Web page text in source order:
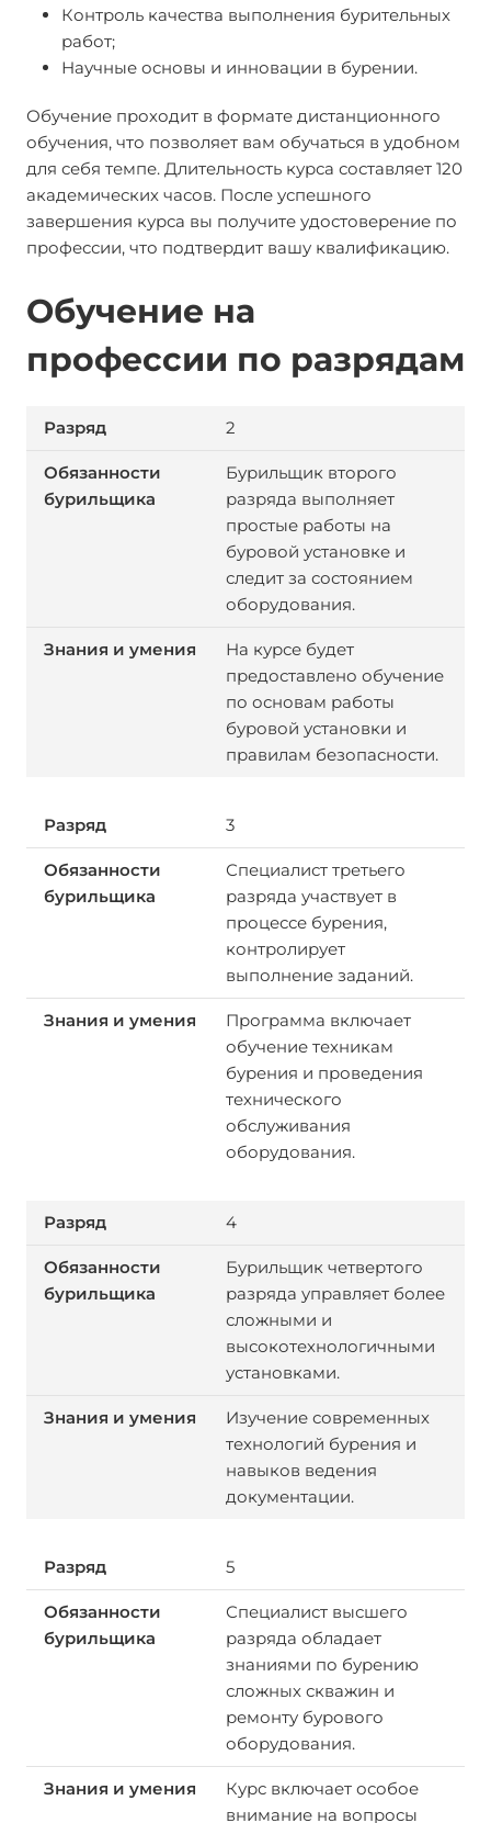
Контроль качества выполнения бурительных
работ;
Научные основы и инновации в бурении.
Обучение проходит в формате дистанционного
обучения, что позволяет вам обучаться в удобном
для себя темпе. Длительность курса составляет 120
академических часов. После успешного
завершения курса вы получите удостоверение по
профессии, что подтвердит вашу квалификацию.
Обучение на
профессии по разрядам
2
Бурильщик второго
разряда выполняет
простые работы на
буровой установке и
следит за состоянием
оборудования.
На курсе будет
предоставлено обучение
по основам работы
буровой установки и
правилам безопасности.
3
Специалист третьего
разряда участвует в
процессе бурения,
контролирует
выполнение заданий.
Программа включает
обучение техникам
бурения и проведения
технического
обслуживания
оборудования.
4
Бурильщик четвертого
разряда управляет более
сложными и
высокотехнологичными
установками.
Изучение современных
технологий бурения и
навыков ведения
документации.
5
Специалист высшего
разряда обладает
знаниями по бурению
сложных скважин и
ремонту бурового
оборудования.
Курс включает особое
внимание на вопросы